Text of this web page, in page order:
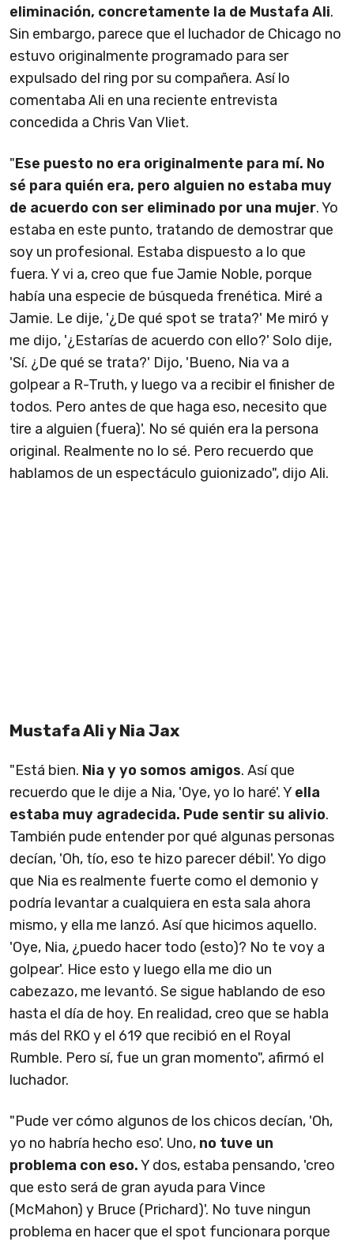
eliminación, concretamente la de Mustafa Ali.
Sin embargo, parece que el luchador de Chicago no
estuvo originalmente programado para ser
expulsado del ring por su compañera. Así lo
comentaba Ali en una reciente entrevista
concedida a Chris Van Vliet.
"Ese puesto no era originalmente para mí. No
sé para quién era, pero alguien no estaba muy
de acuerdo con ser eliminado por una mujer. Yo
estaba en este punto, tratando de demostrar que
soy un profesional. Estaba dispuesto a lo que
fuera. Y vi a, creo que fue Jamie Noble, porque
había una especie de búsqueda frenética. Miré a
Jamie. Le dije, '¿De qué spot se trata?' Me miró y
me dijo, '¿Estarías de acuerdo con ello?' Solo dije,
'Sí. ¿De qué se trata?' Dijo, 'Bueno, Nia va a
golpear a R-Truth, y luego va a recibir el finisher de
todos. Pero antes de que haga eso, necesito que
tire a alguien (fuera)'. No sé quién era la persona
original. Realmente no lo sé. Pero recuerdo que
hablamos de un espectáculo guionizado", dijo Ali.
Mustafa Ali y Nia Jax
"Está bien. Nia y yo somos amigos. Así que
recuerdo que le dije a Nia, 'Oye, yo lo haré'. Y ella
estaba muy agradecida. Pude sentir su alivio.
También pude entender por qué algunas personas
decían, 'Oh, tío, eso te hizo parecer débil'. Yo digo
que Nia es realmente fuerte como el demonio y
podría levantar a cualquiera en esta sala ahora
mismo, y ella me lanzó. Así que hicimos aquello.
'Oye, Nia, ¿puedo hacer todo (esto)? No te voy a
golpear'. Hice esto y luego ella me dio un
cabezazo, me levantó. Se sigue hablando de eso
hasta el día de hoy. En realidad, creo que se habla
más del RKO y el 619 que recibió en el Royal
Rumble. Pero sí, fue un gran momento", afirmó el
luchador.
"Pude ver cómo algunos de los chicos decían, 'Oh,
yo no habría hecho eso'. Uno, no tuve un
problema con eso.Y dos, estaba pensando, 'creo
que esto será de gran ayuda para Vince
(McMahon) y Bruce (Prichard)'. No tuve ningun
problema en hacer que el spot funcionara porque